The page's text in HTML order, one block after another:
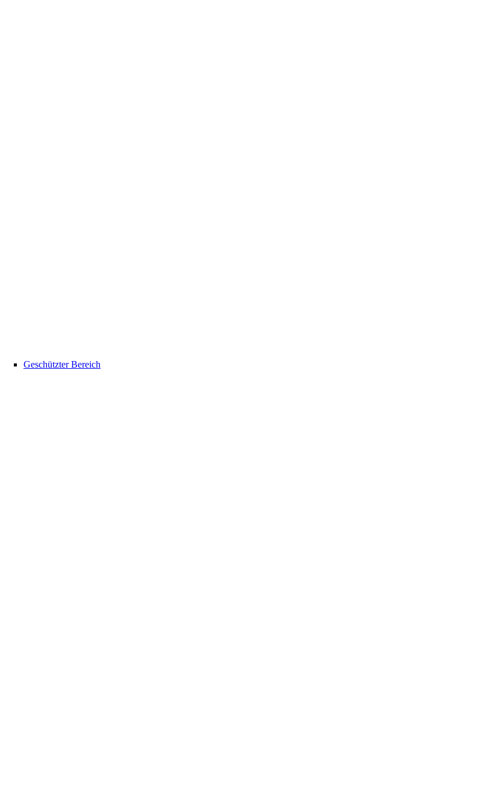
Geschützter Bereich